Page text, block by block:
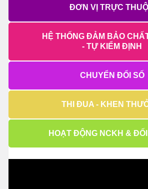
ĐƠN VỊ TRỰC
HỆ THỐNG ĐẢM BẢO
- TỰ KIỂM ĐỊNH
CHUYỂN ĐỔI SỐ
THI ĐUA - KHEN
HOẠT ĐỘNG NCKH & ĐỐI